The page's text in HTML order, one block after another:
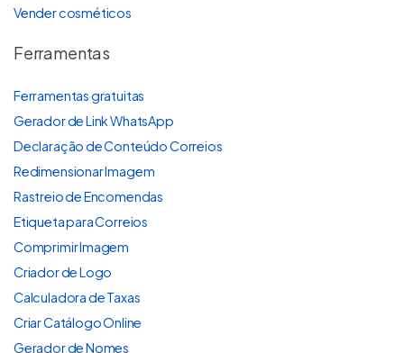
Vender cosméticos
Ferramentas
Ferramentas gratuitas
Gerador de Link WhatsApp
Declaração de Conteúdo Correios
Redimensionar Imagem
Rastreio de Encomendas
Etiqueta para Correios
Comprimir Imagem
Criador de Logo
Calculadora de Taxas
Criar Catálogo Online
Gerador de Nomes